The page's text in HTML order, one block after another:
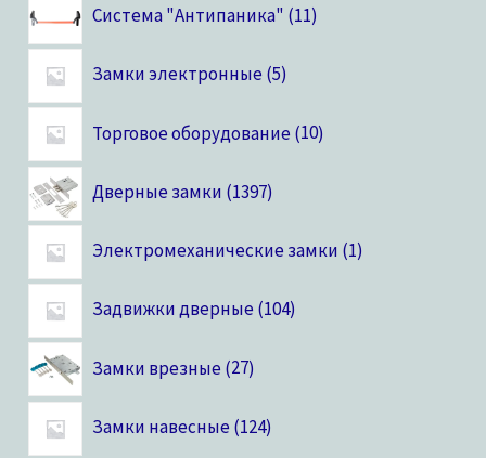
Система "Антипаника" 11
Замки электронные 5
Торговое оборудование 10
Дверные замки 1397
Электромеханические замки 1
Задвижки дверные 104
Замки врезные 27
Замки навесные 124